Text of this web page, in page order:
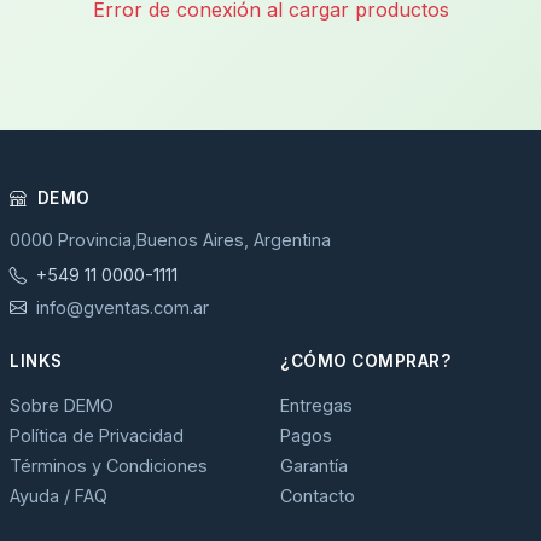
Error de conexión al cargar productos
DEMO
0000 Provincia,Buenos Aires, Argentina
+549 11 0000-1111
info@gventas.com.ar
LINKS
Sobre DEMO
Política de Privacidad
Términos y Condiciones
Ayuda / FAQ
¿CÓMO COMPRAR?
Entregas
Pagos
Garantía
Contacto